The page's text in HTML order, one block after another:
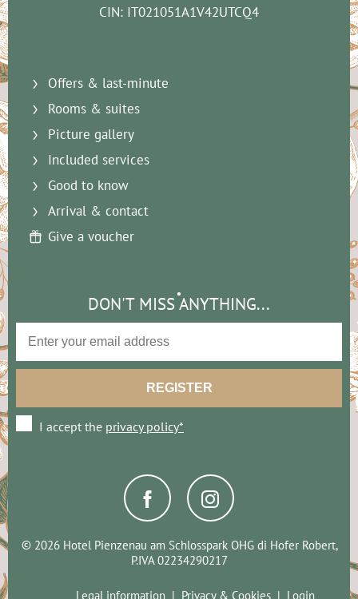
CIN: IT021051A1V42UTCQ4
Offers & last-minute
Rooms & suites
Picture gallery
Included services
Good to know
Arrival & contact
Give a voucher
DON'T MISS ANYTHING...
I accept the privacy policy*
© 2026 Hotel Pienzenau am Schlosspark OHG di Hofer Robert,
P.IVA 02234290217
Legal information Privacy & Cookies Login